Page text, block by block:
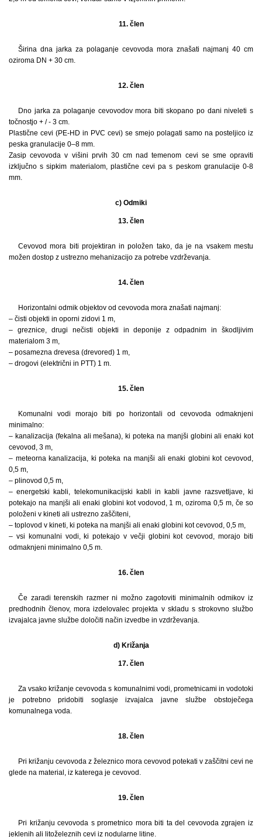
11. člen
Širina dna jarka za polaganje cevovoda mora znašati najmanj 40 cm
oziroma DN + 30 cm.
12. člen
Dno jarka za polaganje cevovodov mora biti skopano po dani niveleti s
točnostjo + / - 3 cm.
Plastične cevi (PE-HD in PVC cevi) se smejo polagati samo na posteljico iz
peska granulacije 0–8 mm.
Zasip cevovoda v višini prvih 30 cm nad temenom cevi se sme opraviti
izključno s sipkim materialom, plastične cevi pa s peskom granulacije 0-8
mm.
c) Odmiki
13. člen
Cevovod mora biti projektiran in položen tako, da je na vsakem mestu
možen dostop z ustrezno mehanizacijo za potrebe vzdrževanja.
14. člen
Horizontalni odmik objektov od cevovoda mora znašati najmanj:
– čisti objekti in oporni zidovi 1 m,
– greznice, drugi nečisti objekti in deponije z odpadnim in škodljivim
materialom 3 m,
– posamezna drevesa (drevored) 1 m,
– drogovi (električni in PTT) 1 m.
15. člen
Komunalni vodi morajo biti po horizontali od cevovoda odmaknjeni
minimalno:
– kanalizacija (fekalna ali mešana), ki poteka na manjši globini ali enaki kot
cevovod, 3 m,
– meteorna kanalizacija, ki poteka na manjši ali enaki globini kot cevovod,
0,5 m,
– plinovod 0,5 m,
– energetski kabli, telekomunikacijski kabli in kabli javne razsvetljave, ki
potekajo na manjši ali enaki globini kot vodovod, 1 m, oziroma 0,5 m, če so
položeni v kineti ali ustrezno zaščiteni,
– toplovod v kineti, ki poteka na manjši ali enaki globini kot cevovod, 0,5 m,
– vsi komunalni vodi, ki potekajo v večji globini kot cevovod, morajo biti
odmaknjeni minimalno 0,5 m.
16. člen
Če zaradi terenskih razmer ni možno zagotoviti minimalnih odmikov iz
predhodnih členov, mora izdelovalec projekta v skladu s strokovno službo
izvajalca javne službe določiti način izvedbe in vzdrževanja.
d) Križanja
17. člen
Za vsako križanje cevovoda s komunalnimi vodi, prometnicami in vodotoki
je potrebno pridobiti soglasje izvajalca javne službe obstoječega
komunalnega voda.
18. člen
Pri križanju cevovoda z železnico mora cevovod potekati v zaščitni cevi ne
glede na material, iz katerega je cevovod.
19. člen
Pri križanju cevovoda s prometnico mora biti ta del cevovoda zgrajen iz
jeklenih ali litoželeznih cevi iz nodularne litine.